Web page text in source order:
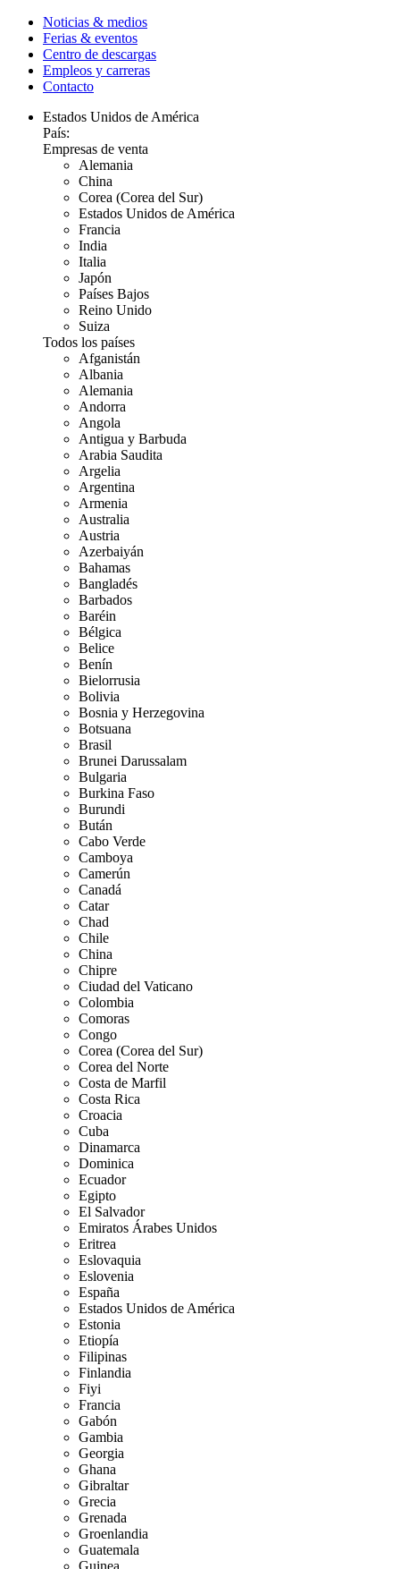
Noticias & medios
Ferias & eventos
Centro de descargas
Empleos y carreras
Contacto
Estados Unidos de América
País:
Empresas de venta
Alemania
China
Corea (Corea del Sur)
Estados Unidos de América
Francia
India
Italia
Japón
Países Bajos
Reino Unido
Suiza
Todos los países
Afganistán
Albania
Alemania
Andorra
Angola
Antigua y Barbuda
Arabia Saudita
Argelia
Argentina
Armenia
Australia
Austria
Azerbaiyán
Bahamas
Bangladés
Barbados
Baréin
Bélgica
Belice
Benín
Bielorrusia
Bolivia
Bosnia y Herzegovina
Botsuana
Brasil
Brunei Darussalam
Bulgaria
Burkina Faso
Burundi
Bután
Cabo Verde
Camboya
Camerún
Canadá
Catar
Chad
Chile
China
Chipre
Ciudad del Vaticano
Colombia
Comoras
Congo
Corea (Corea del Sur)
Corea del Norte
Costa de Marfil
Costa Rica
Croacia
Cuba
Dinamarca
Dominica
Ecuador
Egipto
El Salvador
Emiratos Árabes Unidos
Eritrea
Eslovaquia
Eslovenia
España
Estados Unidos de América
Estonia
Etiopía
Filipinas
Finlandia
Fiyi
Francia
Gabón
Gambia
Georgia
Ghana
Gibraltar
Grecia
Grenada
Groenlandia
Guatemala
Guinea